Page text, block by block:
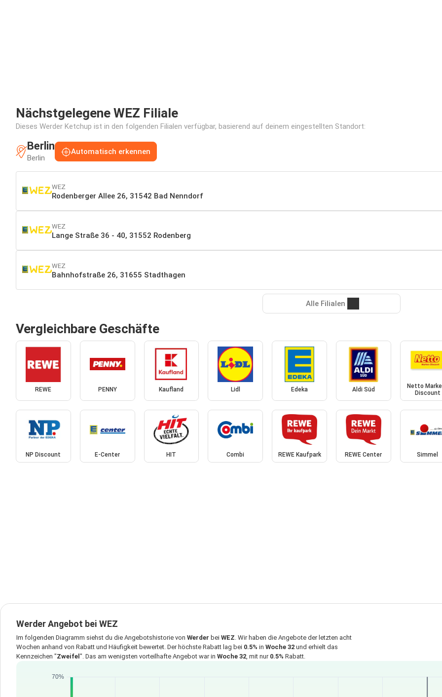
Nächstgelegene WEZ Filiale
Dieses Werder Ketchup ist in den folgenden Filialen verfügbar, basierend auf deinem eingestellten Standort:
Berlin
Berlin
Automatisch erkennen
WEZ
Rodenberger Allee 26, 31542 Bad Nenndorf
WEZ
Lange Straße 36 - 40, 31552 Rodenberg
WEZ
Bahnhofstraße 26, 31655 Stadthagen
Alle Filialen
Vergleichbare Geschäfte
REWE PENNY Kaufland Lidl Edeka Aldi Süd
Netto
Discount
NP Discount E-Center HIT Combi REWE Kaufpark REWE Center Simmel
Werder Angebot bei WEZ
Im folgenden Diagramm siehst du die Angebotshistorie von Werder bei WEZ. Wir haben die Angebote der letzten acht
Wochen anhand von Rabatt und Häufigkeit bewertet. Der höchste Rabatt lag bei 0.5% in Woche 32 und erhielt das
Kennzeichen "Zweifel ". Das am wenigsten vorteilhafte Angebot war in Woche 32, mit nur 0.5% Rabatt.